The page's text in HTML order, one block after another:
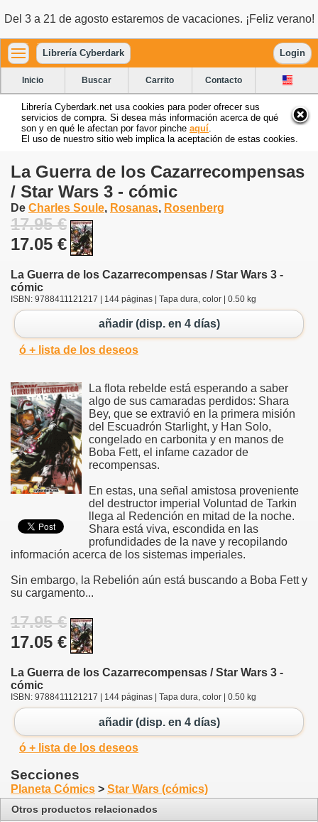
Del 3 a 21 de agosto estaremos de vacaciones. ¡Feliz verano!
Librería Cyberdark Login
Inicio Buscar Carrito Contacto
Librería Cyberdark.net usa cookies para poder ofrecer sus
servicios de compra. Si desea más información acerca de qué
son y en qué le afectan por favor pinche aquí
El uso de nuestro sitio web implica la aceptación de estas cookies.
La Guerra de los Cazarrecompensas
/ Star Wars 3 - cómic
De Charles Soule, Rosanas, Rosenberg
17.95 €
17.05 €
La Guerra de los Cazarrecompensas / Star Wars 3 -
cómic
ISBN: 9788411121217 | 144 páginas | Tapa dura, color | 0.50 kg
añadir (disp. en 4 días)
ó + lista de los deseos
La flota rebelde está esperando a saber
algo de sus camaradas perdidos: Shara
Bey, que se extravió en la primera misión
del Escuadrón Starlight, y Han Solo,
congelado en carbonita y en manos de
Boba Fett, el infame cazador de
recompensas.
En estas, una señal amistosa proveniente
del destructor imperial Voluntad de Tarkin
llega al Redención en mitad de la noche.
Shara está viva, escondida en las
profundidades de la nave y recopilando
información acerca de los sistemas imperiales.
Sin embargo, la Rebelión aún está buscando a Boba Fett y
su cargamento...
17.95 €
17.05 €
La Guerra de los Cazarrecompensas / Star Wars 3 -
cómic
ISBN: 9788411121217 | 144 páginas | Tapa dura, color | 0.50 kg
añadir (disp. en 4 días)
ó + lista de los deseos
Secciones
Planeta Cómics > Star Wars (cómics)
Otros productos relacionados